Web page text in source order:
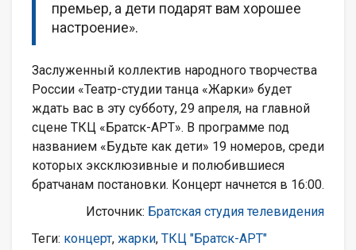
премьер, а дети подарят вам хорошее
настроение».
Заслуженный коллектив народного творчества
России «Театр-студии танца «Жарки» будет
ждать вас в эту субботу, 29 апреля, на главной
сцене ТКЦ «Братск-АРТ». В программе под
названием «Будьте как дети» 19 номеров, среди
которых эксклюзивные и полюбившиеся
братчанам постановки. Концерт начнется в 16:00.
Источник: Братская студия телевидения
Теги: концерт, жарки, ТКЦ "Братск-АРТ"